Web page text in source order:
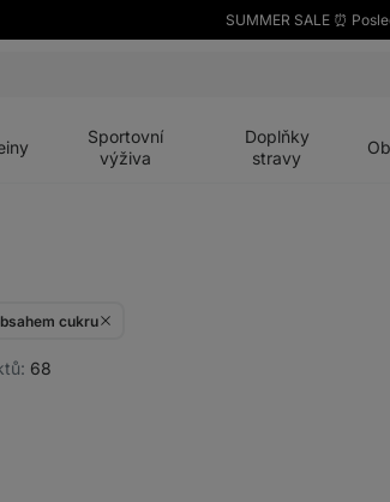
SUMMER SALE ⏰
Sportovní
výživa
Doplňky
stravy
cukru
68